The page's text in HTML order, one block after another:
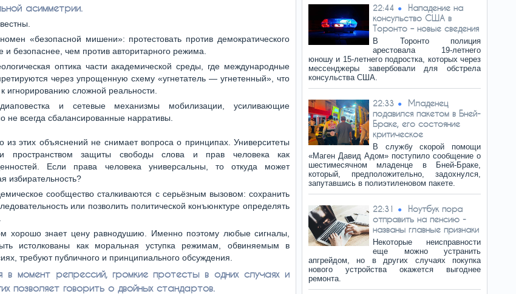
асимметрии.
«безопасной мишени»: протестовать против демократического
и безопаснее, чем против авторитарного режима.
оптика части академической среды, где международные
через упрощенную схему «угнетатель — угнетенный», что
игнорированию сложной реальности.
и сетевые механизмы мобилизации, усиливающие
не всегда сбалансированные нарративы.
из этих объяснений не снимает вопроса о принципах. Университеты
пространством защиты свободы слова и прав человека как
Если права человека универсальны, то откуда может
избирательность?
сообщество сталкиваются с серьёзным вызовом: сохранить
или позволить политической конъюнктуре определять
хорошо знает цену равнодушию. Именно поэтому любые сигналы,
истолкованы как моральная уступка режимам, обвиняемым в
требуют публичного и принципиального обсуждения.
в момент репрессий, громкие протесты в одних случаях и
позволяет говорить о двойных стандартов.
22:44
Нападение на
консульство США в
Торонто – новые сведения
В Торонто полиция
арестовала 19-летнего
юношу и 15-летнего подростка, которых через
мессенджеры завербовали для обстрела
консульства США.
22:33
Младенец
подавился пакетом в Бней-
Браке, его состояние
критическое
В службу скорой помощи
«Маген Давид Адом» поступило сообщение о
шестимесячном младенце в Бней-Браке,
который, предположительно, задохнулся,
запутавшись в полиэтиленовом пакете.
22:31
Ноутбук пора
отправить на пенсию -
названы главные признаки
Некоторые неисправности
еще можно устранить
апгрейдом, но в других случаях покупка
нового устройства окажется выгоднее
ремонта.